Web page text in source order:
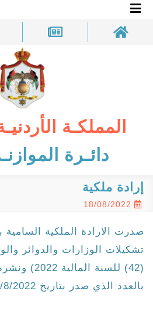
بحـث
المملكـة
دائـرة
إرادة ملكية
18/08/2022
صدرت الارادة الملكية
تشكيلات الوزارات والدوائر
(42) للسنة
بالعدد الذي صدر بتاريخ 16/8/2022